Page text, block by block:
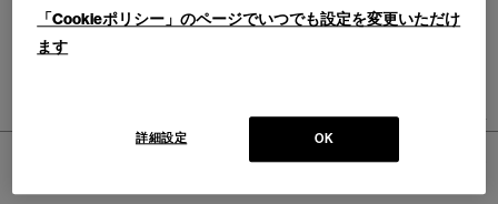
CATALOGUES
お問合せ
SKIN
スキン テーブル
件あります
DESIGNERS > DESALTO >
「Cookieポリシー」のページでいつでも設定を変更いただけ
ます
OK
詳細設定